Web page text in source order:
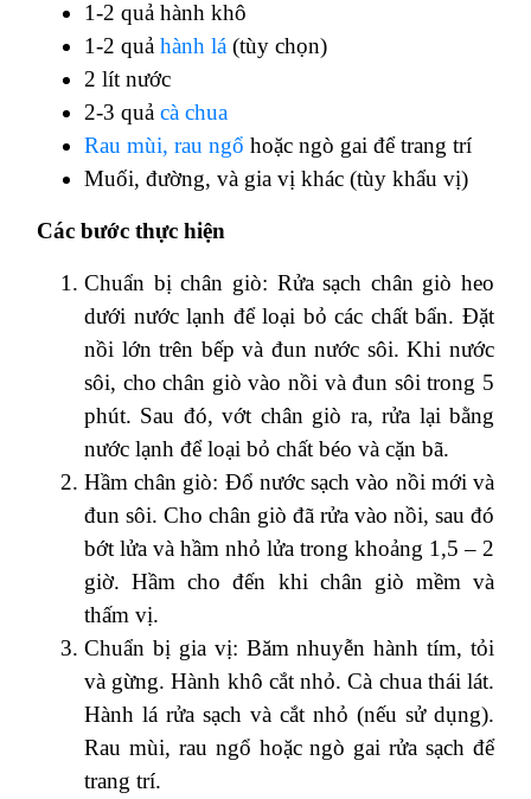
1-2 quả hành khô
1-2 quả hành lá (tùy chọn)
2 lít nước
2-3 quả cà chua
Rau mùi, rau ngổ hoặc ngò gai để trang trí
Muối, đường, và gia vị khác (tùy khẩu vị)
Các bước thực hiện
Chuẩn bị chân giò: Rửa sạch chân giò heo
dưới nước lạnh để loại bỏ các chất bẩn. Đặt
nồi lớn trên bếp và đun nước sôi. Khi nước
sôi, cho chân giò vào nồi và đun sôi trong 5
phút. Sau đó, vớt chân giò ra, rửa lại bằng
nước lạnh để loại bỏ chất béo và cặn bã.
Hầm chân giò: Đổ nước sạch vào nồi mới và
đun sôi. Cho chân giò đã rửa vào nồi, sau đó
bớt lửa và hầm nhỏ lửa trong khoảng 1,5 – 2
giờ. Hầm cho đến khi chân giò mềm và
thấm vị.
Chuẩn bị gia vị: Băm nhuyễn hành tím, tỏi
và gừng. Hành khô cắt nhỏ. Cà chua thái lát.
Hành lá rửa sạch và cắt nhỏ (nếu sử dụng).
Rau mùi, rau ngổ hoặc ngò gai rửa sạch để
trang trí.